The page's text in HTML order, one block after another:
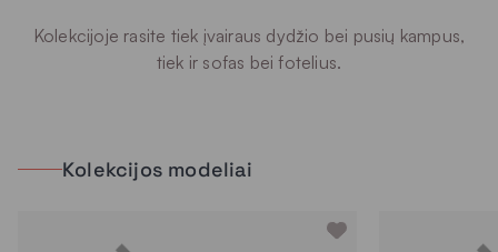
Kolekcijoje rasite tiek įvairaus dydžio bei pusių kampus,
tiek ir sofas bei fotelius.
Kolekcijos modeliai